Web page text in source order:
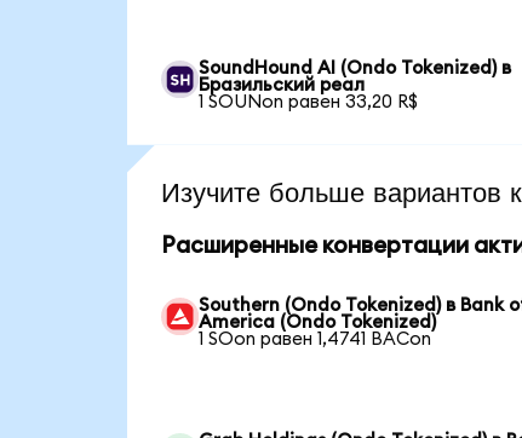
SoundHound AI (Ondo Tokenized) в
Бразильский реал
1 SOUNon равен 33,20 R$
Изучите больше вариантов
Расширенные конвертации
Southern (Ondo Tokenized) в Bank
America (Ondo Tokenized)
1 SOon равен 1,4741 BACon